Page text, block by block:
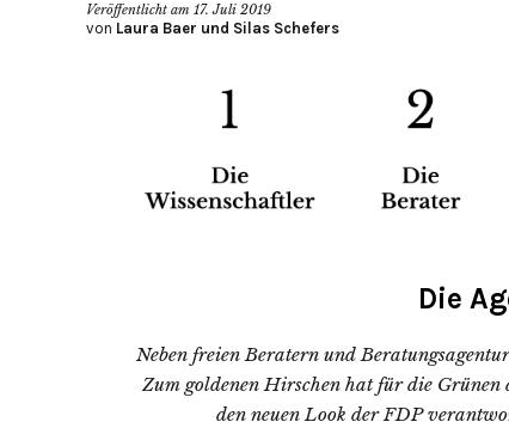
Veröffentlicht am 17. Juli 2019
von Laura Baer und Silas Schefers
Die
Neben freien Beratern und
Zum goldenen Hirschen hat für die
den neuen Look der FDP